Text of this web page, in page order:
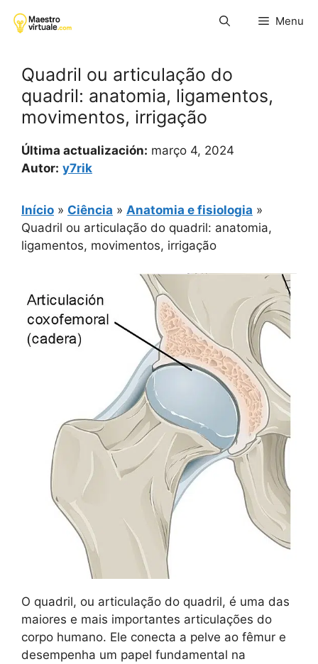
para
Menu
Quadril ou articulação do
quadril: anatomia, ligamentos,
movimentos, irrigação
Última actualización: março 4, 2024
Autor: y7rik
Início » Ciência » Anatomia e fisiologia »
Quadril ou articulação do quadril: anatomia,
ligamentos, movimentos, irrigação
O quadril, ou articulação do quadril, é uma das
maiores e mais importantes articulações do
corpo humano. Ele conecta a pelve ao fêmur e
desempenha um papel fundamental na